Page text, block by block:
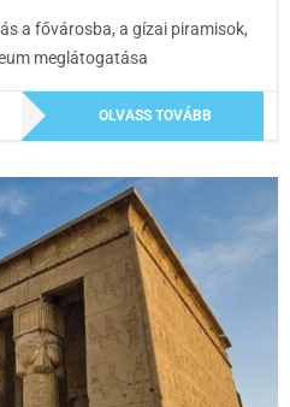
a fővárosba, a gízai piramisok,
meglátogatása
OLVASS TOVÁBB